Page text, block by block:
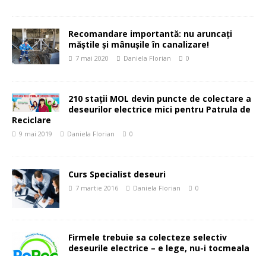
Recomandare importantă: nu aruncați
măștile și mânușile în canalizare!
7 mai 2020 Daniela Florian 0
210 stații MOL devin puncte de colectare a
deseurilor electrice mici pentru Patrula de
Reciclare
9 mai 2019 Daniela Florian 0
Curs Specialist deseuri
7 martie 2016 Daniela Florian 0
Firmele trebuie sa colecteze selectiv
deseurile electrice – e lege, nu-i tocmeala